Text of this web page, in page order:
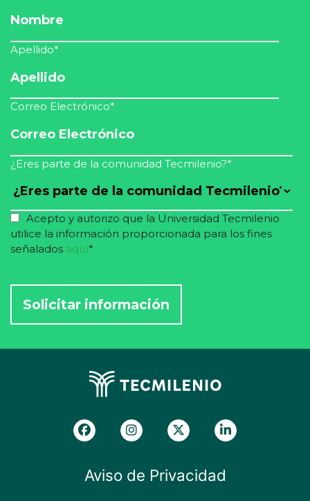
Apellido*
Correo Electrónico*
¿Eres parte de la comunidad Tecmilenio?*
Acepto y autorizo que la Universidad Tecmilenio
utilice la información proporcionada para los fines
señalados aquí*
Aviso de Privacidad